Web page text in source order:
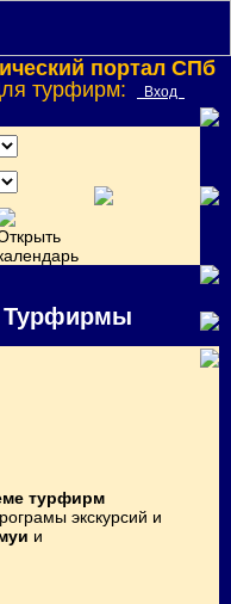
портал СПб
турфирм:
Вход
Турфирмы
турфирм
экскурсий и
и